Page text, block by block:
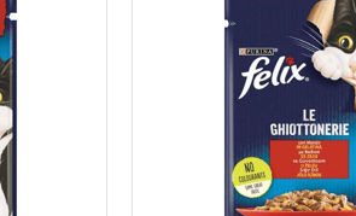
Bağışıklık Sistemi Gelişimi
Damak Tatlarına Uygun
Dengeli Beslenme
Sindirim Hassasiyeti
Hindi
0-100 gr